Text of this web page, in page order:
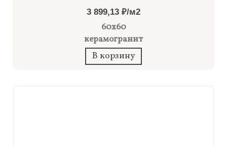
3 899,13 ₽/м2
60x60
керамогранит
В корзину